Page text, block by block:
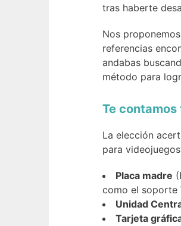
tras haberte
Nos
referencias
andabas
método para
Te
La elección
para
Placa madre
como el soporte
Unidad
Tarjeta